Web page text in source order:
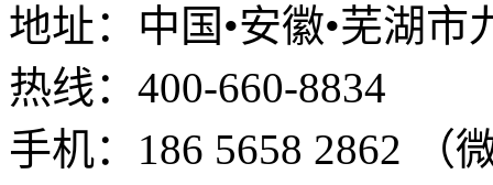
地址：中国•安徽•芜湖
热线：400-660-8834
手机：186 5658 2862 （